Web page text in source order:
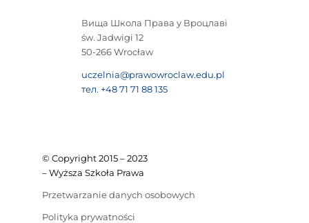
Вища Школа Права у Вроцлаві
św. Jadwigi 12
50-266 Wrocław
uczelnia@prawowroclaw.edu.pl
тел. +48 71 71 88 135
© Copyright 2015 – 2023
– Wyższa Szkoła Prawa
Przetwarzanie danych osobowych
Polityka prywatności